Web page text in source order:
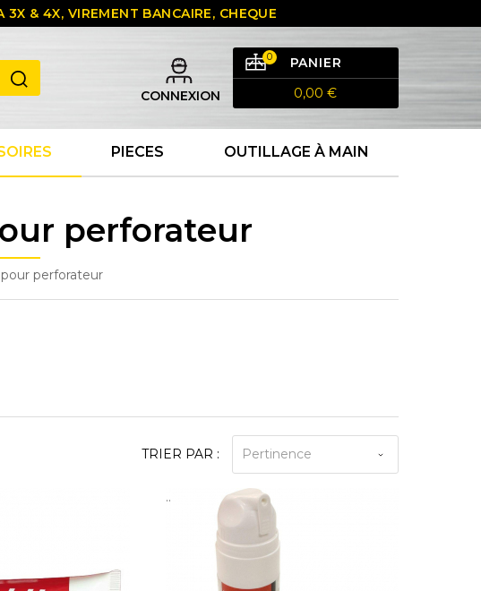
3X & 4X, VIREMENT BANCAIRE, CHEQUE
CONNEXION
PANIER
0
0,00 €
PIECES OUTILLAGE À MAIN
perforateur
perforateur
TRIER PAR : Pertinence
..